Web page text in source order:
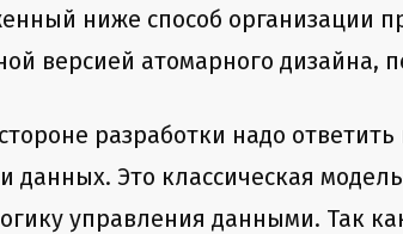
ниже способ организации
версией атомарного дизайна,
разработки надо
данных. Это классическая
управления данными. Так